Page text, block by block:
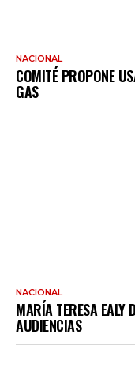
NACIONAL
COMITÉ PROPONE
GAS
NACIONAL
MARÍA TERESA EALY
AUDIENCIAS